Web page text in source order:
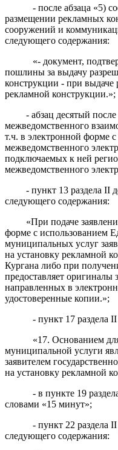
- после абзаца «5)
размещении рекламных
сооружений и
следующего содержания:
«- документ,
пошлины за выдачу
конструкции - при выдаче
рекламной конструкции.»;
- абзац десятый
межведомственного
т.ч. в электронной форме
межведомственного
подключаемых к ней
межведомственного
- пункт 13 раздела II
следующего содержания:
«При подаче
форме с использованием
муниципальных услуг
на установку рекламной
Кургана либо при
предоставляет оригиналы
направленных в
удостоверенные копии.»;
- пункт 17 раздела
«17. Основанием
муниципальной услуги
заявителем
на установку рекламной
- в пункте 19
словами «15 минут»;
-пункт 22раздела II
следующего содержания: